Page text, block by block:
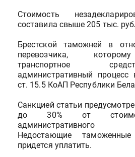
Стоимость
составила свыше 205 тыс.
Брестской таможней в
перевозчика,
транспортное
административный процесс
ст. 15.5 КоАП Республики
Санкцией статьи
до 30% от
административного
Недостающие
придется уплатить.